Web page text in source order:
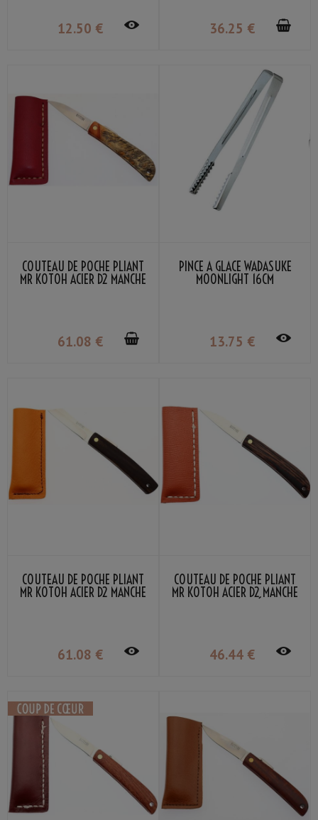
12.50 € 36.25 €
COUTEAU DE POCHE PLIANT
MR KOTOH ACIER D2 MANCHE
61.08 €
PINCE À GLACE WADASUKE
MOONLIGHT 16CM
13.75 €
COUTEAU DE POCHE PLIANT
MR KOTOH ACIER D2 MANCHE
61.08 €
COUTEAU DE POCHE PLIANT
MR KOTOH ACIER D2 MANCHE
46.44 €